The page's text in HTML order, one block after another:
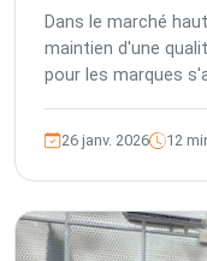
Dans le marché
maintien d'une
pour les marques
spécialisés, tels
Company (TIC),
risques des
améliorer
délicats. Des
26 janv. 2026 12